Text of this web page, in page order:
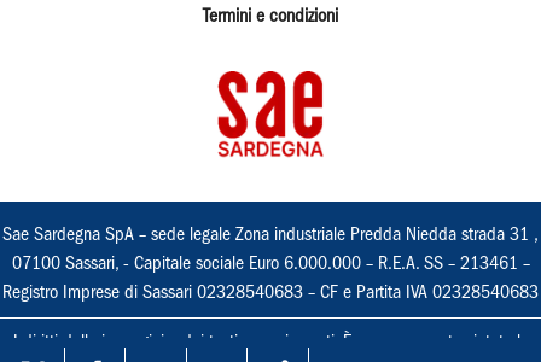
Termini e condizioni
Sae Sardegna SpA – sede legale Zona industriale Predda Niedda strada 31 ,
07100 Sassari, - Capitale sociale Euro 6.000.000 – R.E.A. SS – 213461 –
Registro Imprese di Sassari 02328540683 – CF e Partita IVA 02328540683
I diritti delle immagini e dei testi sono riservati. È espressamente vietata la